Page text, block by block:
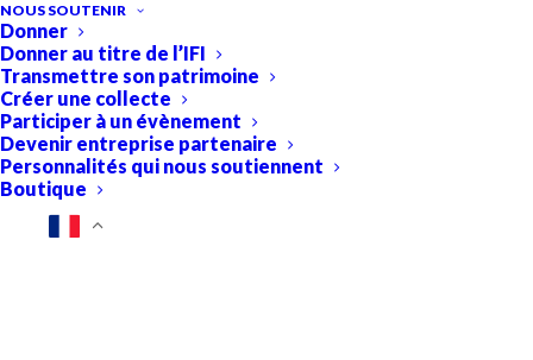
NOUS SOUTENIR
Donner
Donner au titre de l’IFI
Transmettre son patrimoine
Créer une collecte
Participer à un évènement
Devenir entreprise partenaire
Personnalités qui nous soutiennent
Boutique
Formation académique
Doctorat en médecine(Université de Clermont-
Ferrand)
Doctorat en neurosciences (Université de Bordeaux)
Habilitation à diriger des recherches (HDR)
neurosciences